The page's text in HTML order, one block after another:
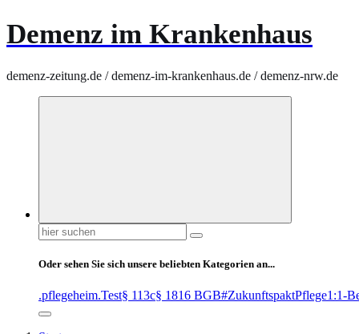
Demenz im Krankenhaus
demenz-zeitung.de / demenz-im-krankenhaus.de / demenz-nrw.de
Suchen
nach:
Oder sehen Sie sich unsere beliebten Kategorien an...
.pflegeheim.Test§ 113c§ 1816 BGB#ZukunftspaktPflege1:1-